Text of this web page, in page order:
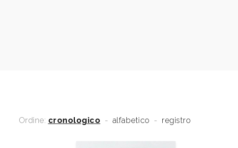
Ordine: cronologico - alfabetico - registro